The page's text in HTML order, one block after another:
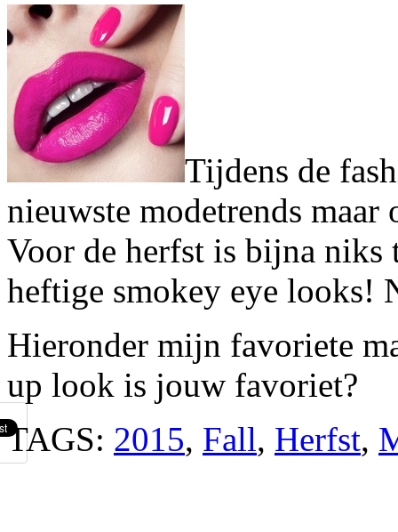
Tijdens de
nieuwste modetrends
Voor de herfst is bijna
heftige smokey eye looks!
Hieronder mijn favoriete
up look is jouw favoriet?
TAGS: 2015, Fall, Herfst,